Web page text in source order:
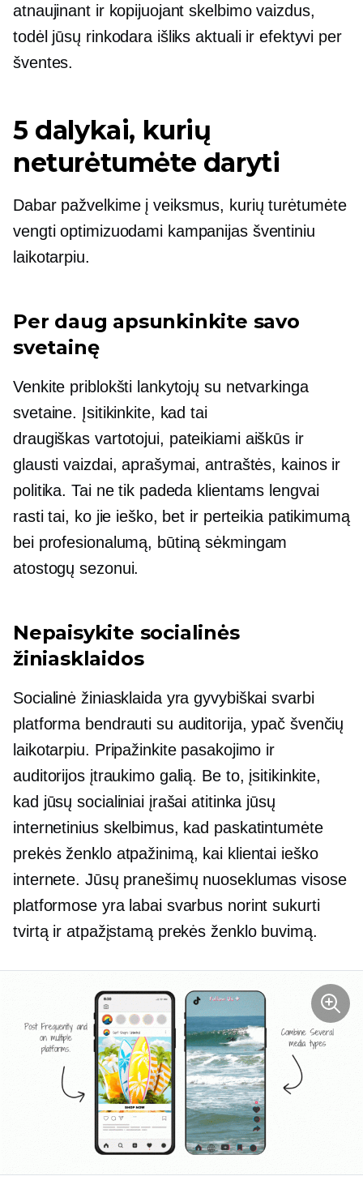
atnaujinant ir kopijuojant skelbimo vaizdus, ​​
todėl jūsų rinkodara išliks aktuali ir efektyvi per
šventes.
5 dalykai, kurių
neturėtumėte daryti
Dabar pažvelkime į veiksmus, kurių turėtumėte
vengti optimizuodami kampanijas šventiniu
laikotarpiu.
Per daug apsunkinkite savo
svetainę
Venkite priblokšti lankytojų su netvarkinga
svetaine. Įsitikinkite, kad tai
draugiškas vartotojui, pateikiami aiškūs ir
glausti vaizdai, aprašymai, antraštės, kainos ir
politika. Tai ne tik padeda klientams lengvai
rasti tai, ko jie ieško, bet ir perteikia patikimumą
bei profesionalumą, būtiną sėkmingam
atostogų sezonui.
Nepaisykite socialinės
žiniasklaidos
Socialinė žiniasklaida yra gyvybiškai svarbi
platforma bendrauti su auditorija, ypač švenčių
laikotarpiu. Pripažinkite pasakojimo ir
auditorijos įtraukimo galią. Be to, įsitikinkite,
kad jūsų socialiniai įrašai atitinka jūsų
internetinius skelbimus, kad paskatintumėte
prekės ženklo atpažinimą, kai klientai ieško
internete. Jūsų pranešimų nuoseklumas visose
platformose yra labai svarbus norint sukurti
tvirtą ir atpažįstamą prekės ženklo buvimą.